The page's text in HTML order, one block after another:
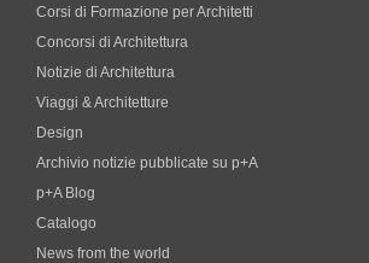
Corsi di Formazione per Architetti
Concorsi di Architettura
Notizie di Architettura
Viaggi & Architetture
Design
Archivio notizie pubblicate su p+A
p+A Blog
Catalogo
News from the world